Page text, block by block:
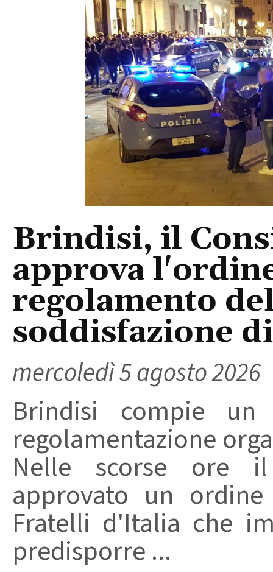
Brindisi, il
approva
regolamento
soddisfazione
mercoledì 5 agosto 2026
Brindisi compie
regolamentazione
Nelle scorse ore
approvato un
Fratelli d'Italia che
predisporre ...